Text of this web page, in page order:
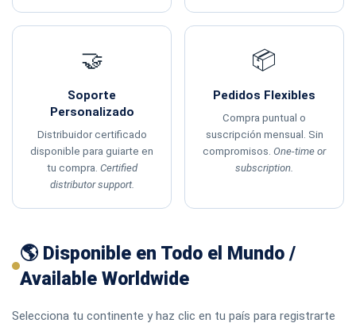
🤝
Soporte
Personalizado
Distribuidor certificado
disponible para guiarte en
tu compra. Certified
distributor support.
📦
Pedidos Flexibles
Compra puntual o
suscripción mensual. Sin
compromisos. One-time or
subscription.
🌎 Disponible en Todo el Mundo /
Available Worldwide
Selecciona tu continente y haz clic en tu país para registrarte